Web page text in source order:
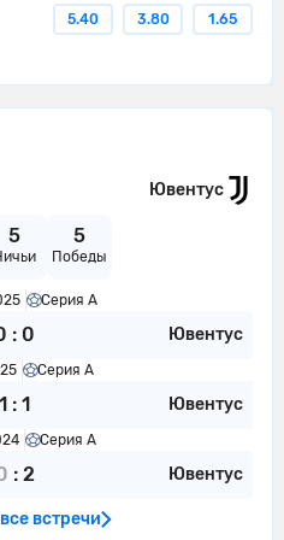
навешивает с
но неудачно - мяч
вбрасывание на
противника
что-то создать.
своего партнера по
Влахович
ноги!
сделал
передачу.
ключевой пас для
5.40 3.80 1.65
5 5
Победы
Ювентус
Серия А
: 0 Ювентус
Серия А
1 : 1 Ювентус
Серия А
: 2 Ювентус
встречи